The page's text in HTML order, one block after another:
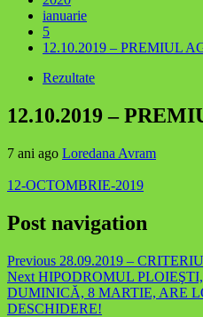
ianuarie
5
12.10.2019 – PREMIUL
Rezultate
12.10.2019 –
7 ani ago Loredana Avram
12-OCTOMBRIE-2019
Post navigation
Previous 28.09.2019 –
Next HIPODROMUL
DUMINICĂ, 8 MARTIE, ARE
DESCHIDERE!